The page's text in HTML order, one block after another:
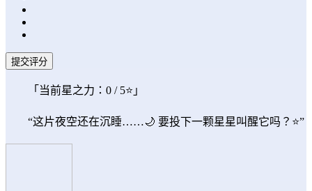
提交评分
「当前星之力： 0 / 5⭐」
“这片夜空还在沉睡……🌙 要投下一颗星星叫醒它吗？⭐”